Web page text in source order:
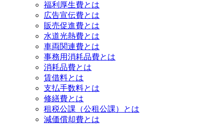
福利厚生費とは
広告宣伝費とは
販売促進費とは
水道光熱費とは
車両関連費とは
事務用消耗品費とは
消耗品費とは
賃借料とは
支払手数料とは
修繕費とは
租税公課（公租公課）とは
減価償却費とは